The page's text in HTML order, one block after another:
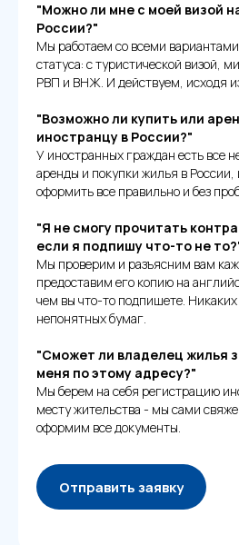
"Можно ли мне с моей визой
России?"
Мы работаем со всеми
статуса: с туристической визой,
РВП и ВНЖ. И действуем, исходя
"Возможно ли купить или
иностранцу в России?"
У иностранных граждан есть все
аренды и покупки жилья в
оформить все правильно и без
"Я не смогу прочитать
если я подпишу что-то не
Мы проверим и разъясним вам
предоставим его копию на
чем вы что-то подпишете.
непонятных бумаг.
"Сможет ли владелец жилья
меня по этому адресу?"
Мы берем на себя регистрацию
месту жительства - мы сами
оформим все документы.
Отправить заявку